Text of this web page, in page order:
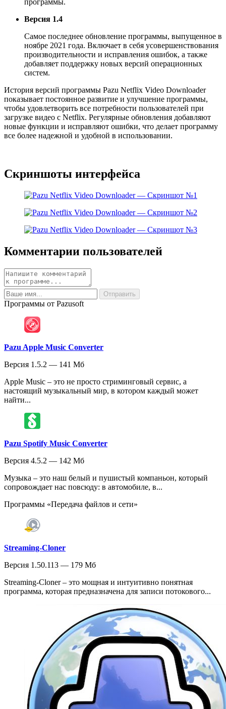
Версия 1.4
Самое последнее обновление программы, выпущенное в
ноябре 2021 года. Включает в себя усовершенствования
производительности и исправления ошибок, а также
добавляет поддержку новых версий операционных
систем.
История версий программы Pazu Netflix Video Downloader
показывает постоянное развитие и улучшение программы,
чтобы удовлетворить все потребности пользователей при
загрузке видео с Netflix. Регулярные обновления добавляют
новые функции и исправляют ошибки, что делает программу
все более надежной и удобной в использовании.
Скриншоты интерфейса
Комментарии пользователей
Программы от Pazusoft
Pazu Apple Music Converter
Версия 1.5.2 — 141 Мб
Apple Music – это не просто стриминговый сервис, а
настоящий музыкальный мир, в котором каждый может
найти...
Pazu Spotify Music Converter
Версия 4.5.2 — 142 Мб
Музыка – это наш белый и пушистый компаньон, который
сопровождает нас повсюду: в автомобиле, в...
Программы «Передача файлов и сети»
Streaming-Cloner
Версия 1.50.113 — 179 Мб
Streaming-Cloner – это мощная и интуитивно понятная
программа, которая предназначена для записи потокового...